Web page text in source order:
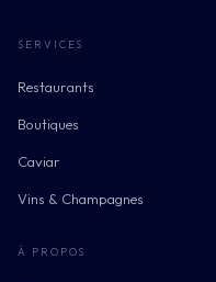
SERVICES
Restaurants
Boutiques
Caviar
Vins & Champagnes
À PROPOS